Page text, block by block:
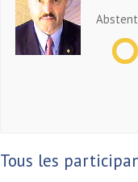
Tous les